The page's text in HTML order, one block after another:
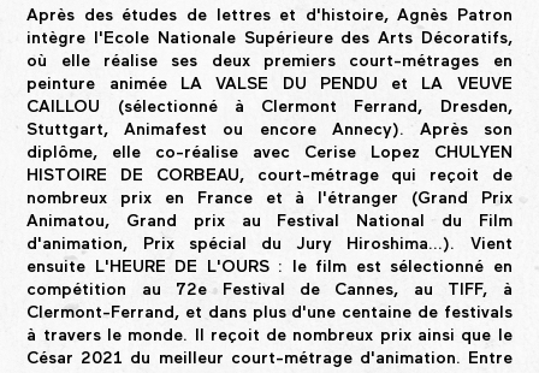
Après des études de lettres et d'histoire, Agnès Patron
intègre l'Ecole Nationale Supérieure des Arts Décoratifs,
où elle réalise ses deux premiers court-métrages en
peinture animée LA VALSE DU PENDU et LA VEUVE
CAILLOU (sélectionné à Clermont Ferrand, Dresden,
Stuttgart, Animafest ou encore Annecy). Après son
diplôme, elle co-réalise avec Cerise Lopez CHULYEN
HISTOIRE DE CORBEAU, court-métrage qui reçoit de
nombreux prix en France et à l'étranger (Grand Prix
Animatou, Grand prix au Festival National du Film
d'animation, Prix spécial du Jury Hiroshima...). Vient
ensuite L'HEURE DE L'OURS : le film est sélectionné en
compétition au 72e Festival de Cannes, au TIFF, à
Clermont-Ferrand, et dans plus d'une centaine de festivals
à travers le monde. Il reçoit de nombreux prix ainsi que le
César 2021 du meilleur court-métrage d'animation. Entre